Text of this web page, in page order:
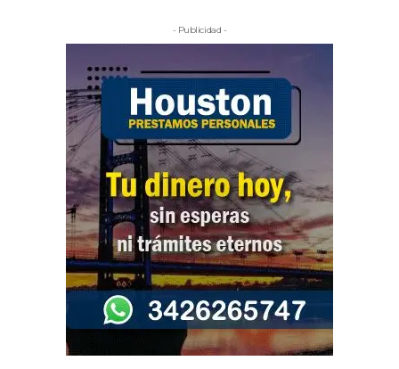
- Publicidad -